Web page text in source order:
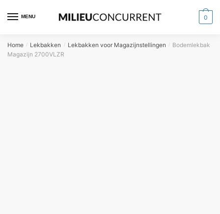
MENU 0
Home / Lekbakken / Lekbakken voor Magazijnstellingen / Bodemlekbak
Magazijn 2700VLZR